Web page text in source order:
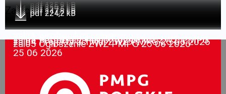
Załącznikipdf 135,9 kB
zal02 Sprawozdanie RN 2025
pdf 266,3 kB
zal03 Formularz Pelnomocnictwa ZWZ PMPG
25 06 2026
pdf 317,5 kB
zal04 Projekty uchwal ZWZ PMPG 25 06 2026
pdf 247,8 kB
zal05 Ogloszenie ZWZ PMPG 25 06 2026
pdf 224,2 kB